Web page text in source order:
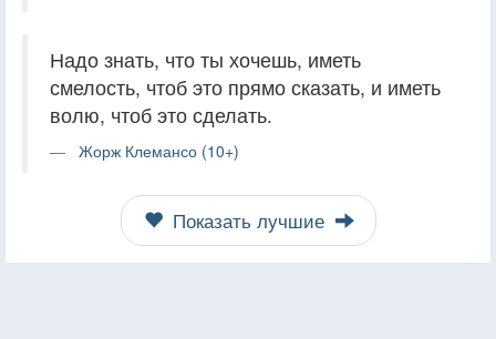
Надо знать, что ты хочешь, иметь
смелость, чтоб это прямо сказать, и иметь
волю, чтоб это сделать.
Жорж Клемансо (10+)
Показать лучшие